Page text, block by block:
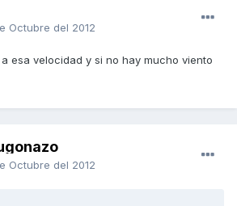
Octubre del 2012
esa velocidad y si no hay mucho viento
Octubre del 2012